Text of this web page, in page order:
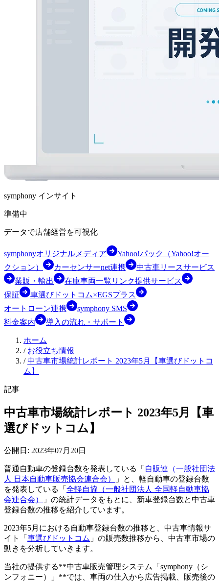
symphony インサイト
準備中
データで店舗経営を可視化
symphonyオリジナルメディア
Yahoo!パック（Yahoo!オー
クション）
カーセンサーnet連携
中古車リースサービス
業販・輸出
在庫車両一覧リンク提供サービス
保証
車選びドットコム×EGSプラス
オートローン連携
symphony SMS
料金案内
導入の流れ・サポート
ホーム
/ お役立ち情報
/ 中古車市場統計レポート 2023年5月【車選びドットコ
ム】
記事
中古車市場統計レポート 2023年5月【車
選びドットコム】
公開日: 2023年07月20日
普通自動車の登録台数を発表している「 自販連（一般社団法
人 日本自動車販売協会連合会）
」と、軽自動車の登録台数
を発表している「 全軽自協（一般社団法人 全国軽自動車協
会連合会）
」の統計データをもとに、新車登録台数と中古車
登録台数の推移を紹介しています。
2023年5月における自動車登録台数の推移と、中古車情報サ
イト「 車選びドットコム 」の販売数推移から、中古車市場の
動きを分析していきます。
当社の提供する**中古車販売管理システム「symphony（シ
ンフォニー）」**では、車両の仕入から広告掲載、販売後の